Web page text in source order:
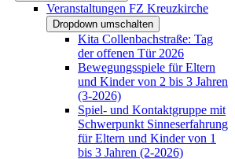
Veranstaltungen FZ Kreuzkirche
Dropdown umschalten
Kita Collenbachstraße: Tag
der offenen Tür 2026
Bewegungsspiele für Eltern
und Kinder von 2 bis 3 Jahren
(3-2026)
Spiel- und Kontaktgruppe mit
Schwerpunkt Sinneserfahrung
für Eltern und Kinder von 1
bis 3 Jahren (2-2026)